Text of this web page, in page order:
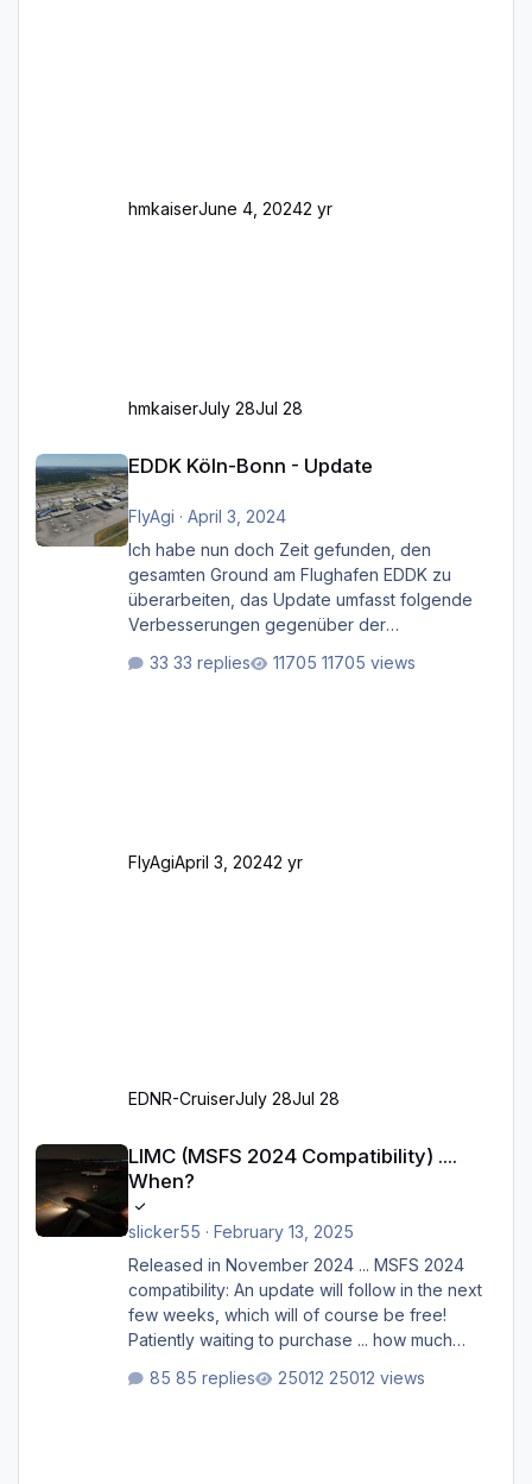
hmkaiserJune 4, 20242 yr
hmkaiserJuly 28Jul 28
EDDK Köln-Bonn - Update
EDDK Köln-Bonn - Update
FlyAgi · April 3, 2024
Ich habe nun doch Zeit gefunden, den
gesamten Ground am Flughafen EDDK zu
überarbeiten, das Update umfasst folgende
Verbesserungen gegenüber der
Bodenmarkierungen (der Flughafen sollte
33 replies 11705 views
FlyAgiApril 3, 20242 yr
EDNR-CruiserJuly 28Jul 28
LIMC (MSFS 2024 Compatibility) ....
When?
slicker55 · February 13, 2025
Released in November 2024 ... MSFS 2024
compatibility: An update will follow in the next
few weeks, which will of course be free!
Patiently waiting to purchase ... how much
85 replies 25012 views